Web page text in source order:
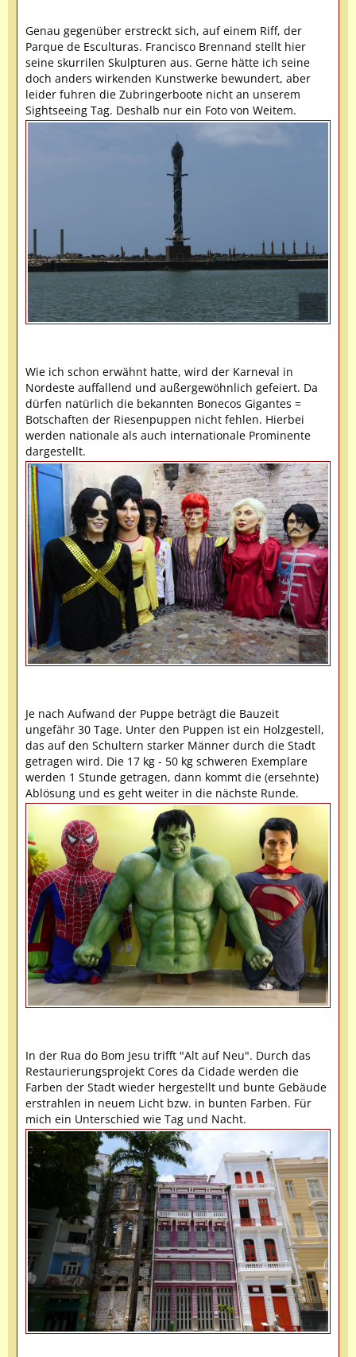
Genau gegenüber erstreckt sich, auf einem Riff, der
Parque de Esculturas. Francisco Brennand stellt hier
seine skurrilen Skulpturen aus. Gerne hätte ich seine
doch anders wirkenden Kunstwerke bewundert, aber
leider fuhren die Zubringerboote nicht an unserem
Sightseeing Tag. Deshalb nur ein Foto von Weitem.
Wie ich schon erwähnt hatte, wird der Karneval in
Nordeste auffallend und außergewöhnlich gefeiert. Da
dürfen natürlich die bekannten Bonecos Gigantes =
Botschaften der Riesenpuppen nicht fehlen. Hierbei
werden nationale als auch internationale Prominente
dargestellt.
Je nach Aufwand der Puppe beträgt die Bauzeit
ungefähr 30 Tage. Unter den Puppen ist ein Holzgestell,
das auf den Schultern starker Männer durch die Stadt
getragen wird. Die 17 kg - 50 kg schweren Exemplare
werden 1 Stunde getragen, dann kommt die (ersehnte)
Ablösung und es geht weiter in die nächste Runde.
In der Rua do Bom Jesu trifft "Alt auf Neu". Durch das
Restaurierungsprojekt Cores da Cidade werden die
Farben der Stadt wieder hergestellt und bunte Gebäude
erstrahlen in neuem Licht bzw. in bunten Farben. Für
mich ein Unterschied wie Tag und Nacht.